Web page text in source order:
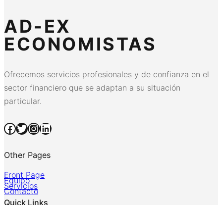
AD-EX
ECONOMISTAS
Ofrecemos servicios profesionales y de confianza en el
sector financiero que se adaptan a su situación
particular.
Facebook Twitter InstagramLinkedIn
Other Pages
Front Page
Equipo
Servicios
Contacto
Quick Links